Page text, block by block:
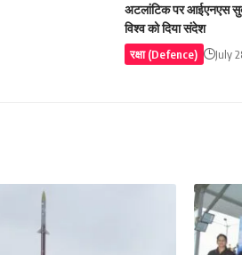
अटलांटिक पर आईएनएस
विश्व को दिया संदेश
रक्षा (Defence) July